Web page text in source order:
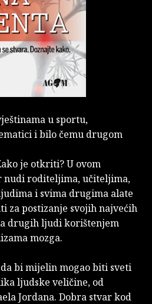
u sportu,
i bilo čemu drugom
je otkriti? U ovom
nudi roditeljima, učiteljima,
i svima drugima alate
za postizanje svojih najvećih
drugih ljudi korištenjem
mozga.
bi mijelin mogao biti sveti
ljudske veličine, od
Jordana. Dobra stvar kod